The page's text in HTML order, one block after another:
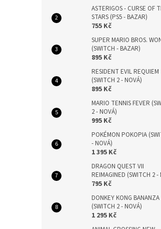
ASTERIGOS - CURSE OF
STARS (PS5 - BAZAR)
755 Kč
SUPER MARIO BROS.
(SWITCH - BAZAR)
895 Kč
RESIDENT EVIL REQUIEM
(SWITCH 2 - NOVÁ)
895 Kč
MARIO TENNIS FEVER
2 - NOVÁ)
995 Kč
POKÉMON POKOPIA
- NOVÁ)
1 395 Kč
DRAGON QUEST VII
REIMAGINED (SWITCH 2 -
795 Kč
DONKEY KONG BANANZA
(SWITCH 2 - NOVÁ)
1 295 Kč